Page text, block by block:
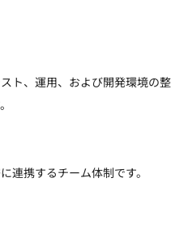
ト、運用、および開発環境の整
連携するチーム体制です。